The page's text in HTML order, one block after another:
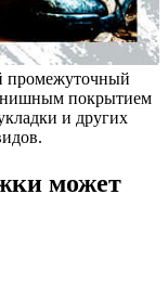
промежуточный
покрытием
и других
может